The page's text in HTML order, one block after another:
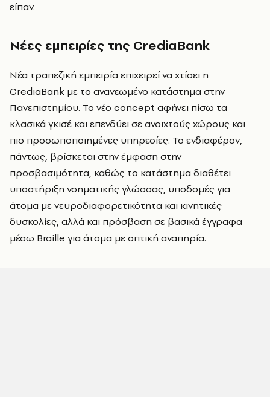
είπαν.
Νέες εμπειρίες της CrediaBank
Νέα τραπεζική εμπειρία επιχειρεί να χτίσει η
CrediaBank με το ανανεωμένο κατάστημα στην
Πανεπιστημίου. Το νέο concept αφήνει πίσω τα
κλασικά γκισέ και επενδύει σε ανοιχτούς χώρους και
πιο προσωποποιημένες υπηρεσίες. Το ενδιαφέρον,
πάντως, βρίσκεται στην έμφαση στην
προσβασιμότητα, καθώς το κατάστημα διαθέτει
υποστήριξη νοηματικής γλώσσας, υποδομές για
άτομα με νευροδιαφορετικότητα και κινητικές
δυσκολίες, αλλά και πρόσβαση σε βασικά έγγραφα
μέσω Braille για άτομα με οπτική αναπηρία.